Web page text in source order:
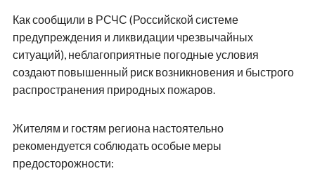
Как сообщили в РСЧС (Российской системе
предупреждения и ликвидации чрезвычайных
ситуаций), неблагоприятные погодные условия
создают повышенный риск возникновения и быстрого
распространения природных пожаров.
Жителям и гостям региона настоятельно
рекомендуется соблюдать особые меры
предосторожности: